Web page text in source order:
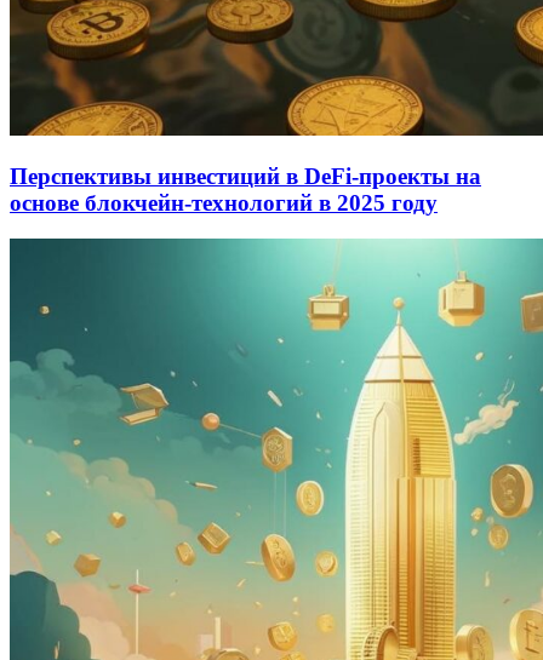
Перспективы инвестиций в DeFi-проекты на
основе блокчейн-технологий в 2025 году